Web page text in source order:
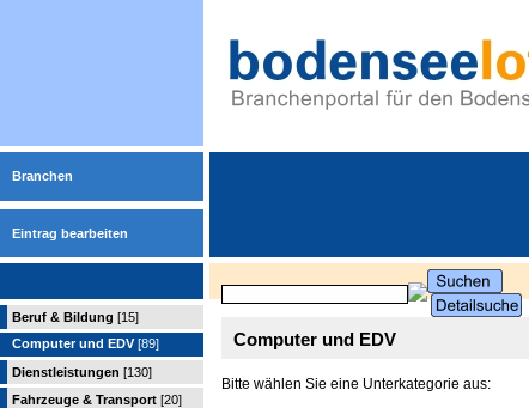
Branchen
Eintrag bearbeiten
Beruf & Bildung [15]
Computer und EDV[89]
Dienstleistungen [130]
Fahrzeuge & Transport [20]
Computer und EDV
Bitte wählen Sie eine Unterkategorie aus: